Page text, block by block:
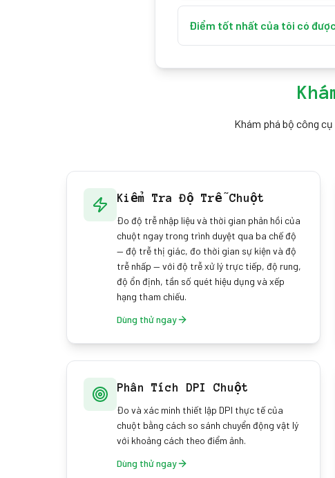
Giảm DPI (khoảng 400–800)
cầm để giảm run, dùng pad
Điểm tốt nhất của tôi có
theo thời gian. Dữ liệu không
Khám phá bộ công
Kiểm Tra Độ Trễ Chuột
Đo độ trễ nhập liệu và thời gian phản hồi của
chuột ngay trong trình duyệt qua ba chế độ
— độ trễ thị giác, đo thời gian sự kiện và độ
trễ nhấp — với độ trễ xử lý trực tiếp, độ rung,
độ ổn định, tần số quét hiệu dụng và xếp
hạng tham chiếu.
Dùng thử ngay
Phân Tích DPI Chuột
Đo và xác minh thiết lập DPI thực tế của
chuột bằng cách so sánh chuyển động vật lý
với khoảng cách theo điểm ảnh.
Dùng thử ngay